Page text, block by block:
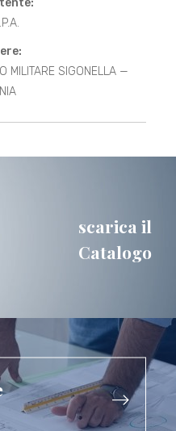
MILITARE SIGONELLA —
scarica il
Catalogo